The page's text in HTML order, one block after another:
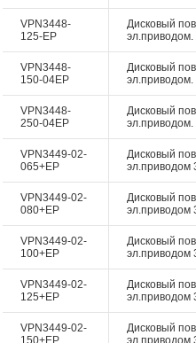
VPN3448-
125-EP
Дисковый
VPN3448-
150-04EP
Дисковый
VPN3448-
250-04EP
Дисковый
VPN3449-02-
065+EP
Дисковый
эл.приводом
VPN3449-02-
080+EP
Дисковый
эл.приводом
VPN3449-02-
100+EP
Дисковый
эл.приводом
VPN3449-02-
125+EP
Дисковый
эл.приводом
VPN3449-02-
150+EP
Дисковый
эл.приводом